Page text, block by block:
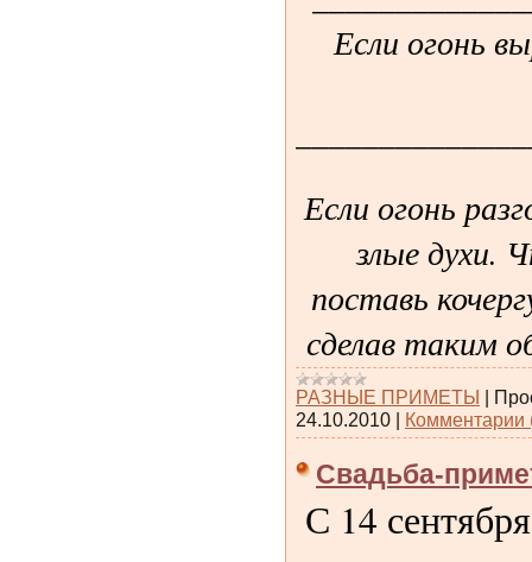
Если огонь
Если огонь
злые духи.
поставь
сделав таким
РАЗНЫЕ ПРИМЕТЫ |
24.10.2010 | Комментарии
Свадьба-
С 14